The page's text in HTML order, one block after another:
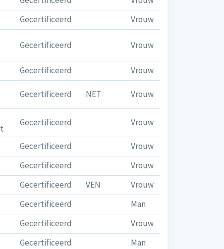
Gecertificeerd
Vrouw
Gecertificeerd Vrouw
Gecertificeerd Vrouw
Gecertificeerd NET Vrouw
Gecertificeerd Vrouw
Gecertificeerd
Vrouw
Gecertificeerd
Vrouw
Gecertificeerd VEN
Vrouw
Gecertificeerd
Man
Gecertificeerd
Vrouw
Gecertificeerd
Man